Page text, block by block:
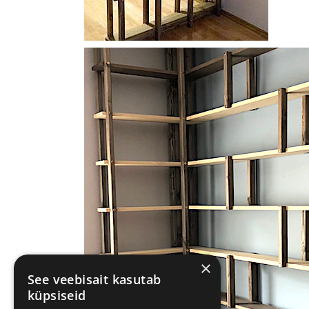
×
See veebisait kasutab
küpsiseid